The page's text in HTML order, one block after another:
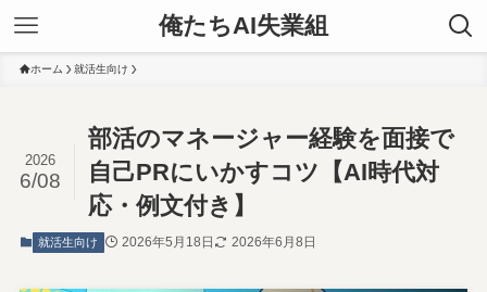
俺たちAI失業組
ホーム 就活生向け
部活のマネージャー経験を面接で
自己PRにいかすコツ【AI時代対
応・例文付き】
2026
6/08
就活生向け 2026年5月18日 2026年6月8日